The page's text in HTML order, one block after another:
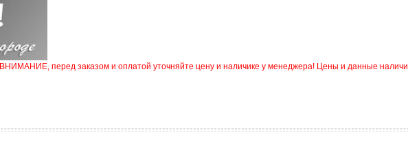
ВНИМАНИЕ, перед заказом и оплатой уточняйте цену и наличике у менеджера! Цены и данные